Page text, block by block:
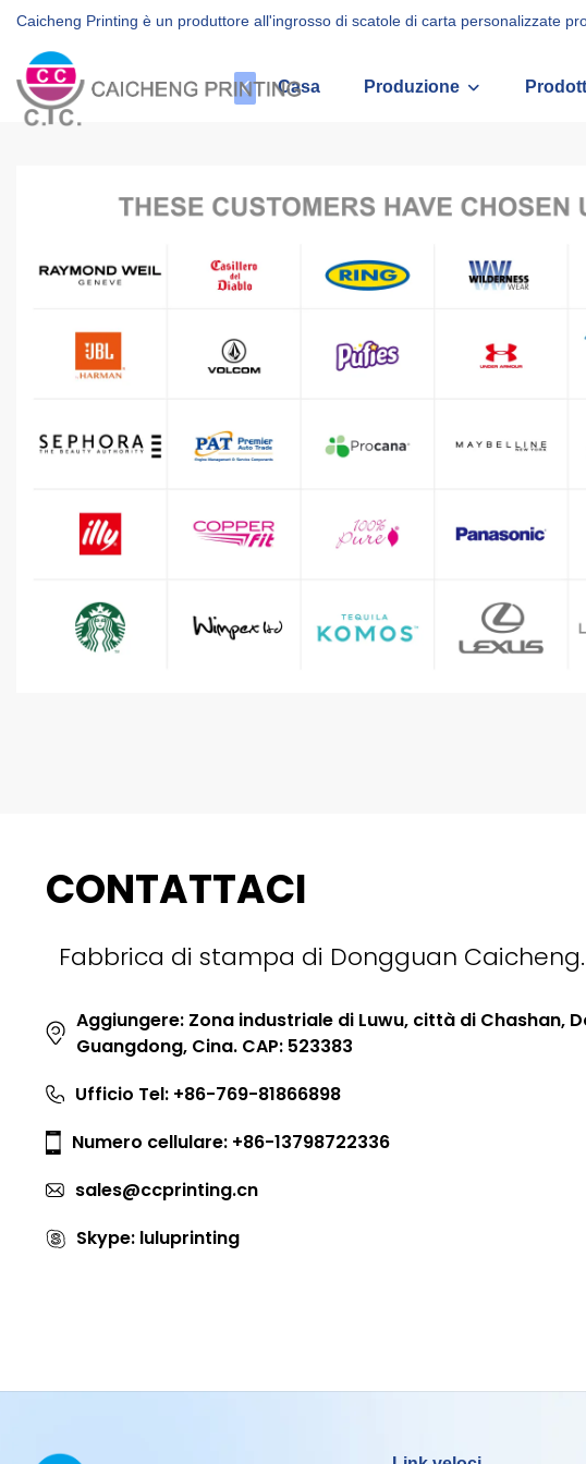
Caicheng Printing è un produttore all'ingrosso di scatole di carta personalizzate
Casa Produzione
CONTATTACI
Fabbrica di stampa di Dongguan Caicheng.
Aggiungere: Zona industriale di Luwu, città di Chashan,
Guangdong, Cina. CAP: 523383
Ufficio Tel: +86-769-81866898
Numero cellulare: +86-13798722336
sales@ccprinting.cn
Skype: luluprinting